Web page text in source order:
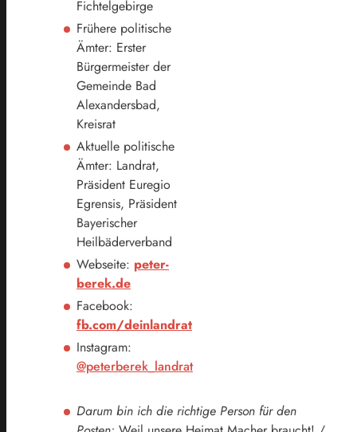
Fichtelgebirge
Frühere politische
Ämter: Erster
Bürgermeister der
Gemeinde Bad
Alexandersbad,
Kreisrat
Aktuelle politische
Ämter: Landrat,
Präsident Euregio
Egrensis, Präsident
Bayerischer
Heilbäderverband
Webseite: peter-
berek.de
Facebook:
fb.com/deinlandrat
Instagram:
@peterberek_landrat
Darum bin ich die richtige Person für den